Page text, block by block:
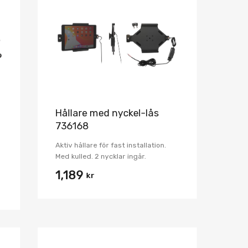
Hållare med nyckel-lås
736168
Aktiv hållare för fast installation.
Med kulled. 2 nycklar ingår.
1,189 kr